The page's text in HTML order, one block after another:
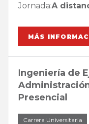
Jornada:A
MÁS
Ingeniería de
Presencial
Carrera Universitaria